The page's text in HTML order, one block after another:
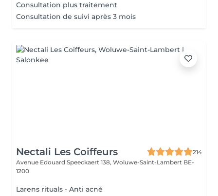
Consultation plus traitement
Consultation de suivi après 3 mois
Nectali Les Coiffeurs
214
Avenue Edouard Speeckaert 138, Woluwe-Saint-Lambert BE-
1200
Larens rituals - Anti acné